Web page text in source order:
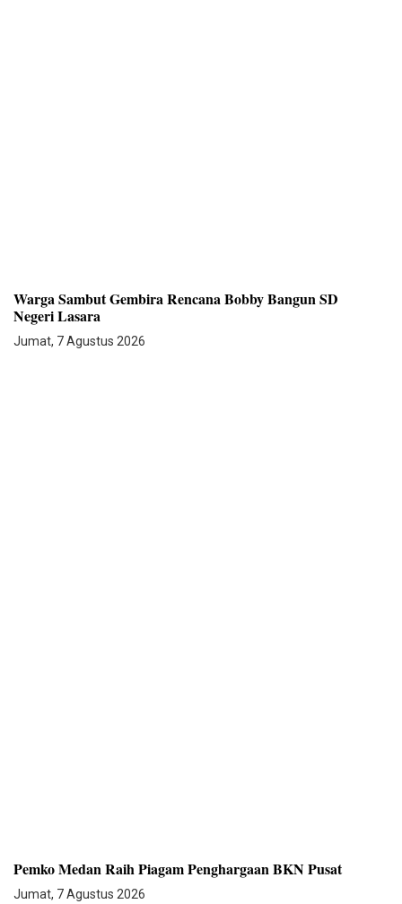
Warga Sambut Gembira Rencana Bobby Bangun SD
Negeri Lasara
Jumat, 7 Agustus 2026
Pemko Medan Raih Piagam Penghargaan BKN Pusat
Jumat, 7 Agustus 2026